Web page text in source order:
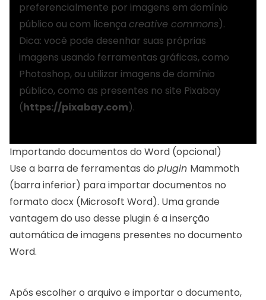
preferencialmente por imagens em domínio
público ou com licença creative commons).
Dica: você pode desenhar suas próprias
imagens usando ferramentas gráficas, como
Photoshop, ou utilizar imagens de domínio
público, como as presentes no site Pixabay
(https://pixabay.com).
Importando documentos do Word (opcional)
Use a barra de ferramentas do plugin Mammoth
(barra inferior) para importar documentos no
formato docx (Microsoft Word). Uma grande
vantagem do uso desse plugin é a inserção
automática de imagens presentes no documento
Word.
Após escolher o arquivo e importar o documento,